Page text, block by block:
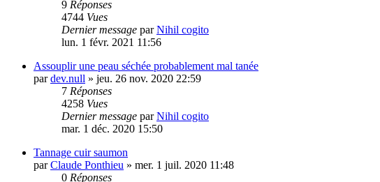
9 Réponses
4744 Vues
Dernier message parNihil cogito
lun. 1 févr. 2021 11:56
Assouplir une peau séchée probablement mal tanée
pardev.null » jeu. 26 nov. 2020 22:59
7 Réponses
4258 Vues
Dernier message parNihil cogito
mar. 1 déc. 2020 15:50
Tannage cuir saumon
parClaude Ponthieu » mer. 1 juil. 2020 11:48
0 Réponses